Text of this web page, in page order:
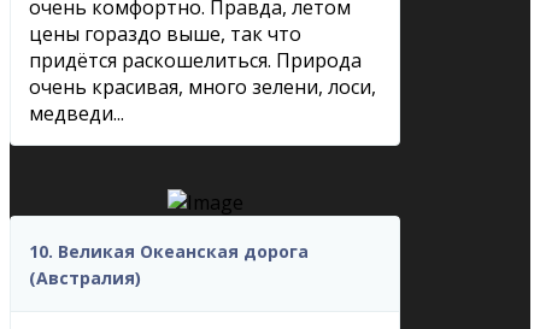
очень комфортно. Правда, летом
цены гораздо выше, так что
придётся раскошелиться. Природа
очень красивая, много зелени, лоси,
медведи...
10. Великая Океанская дорога
(Австралия)